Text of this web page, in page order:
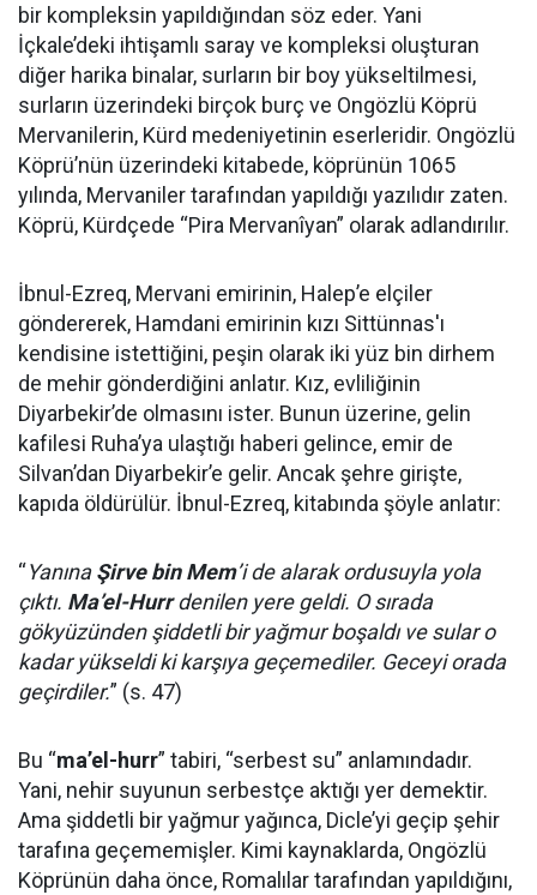
bir kompleksin yapıldığından söz eder. Yani
İçkale’deki ihtişamlı saray ve kompleksi oluşturan
diğer harika binalar, surların bir boy yükseltilmesi,
surların üzerindeki birçok burç ve Ongözlü Köprü
Mervanilerin, Kürd medeniyetinin eserleridir. Ongözlü
Köprü’nün üzerindeki kitabede, köprünün 1065
yılında, Mervaniler tarafından yapıldığı yazılıdır zaten.
Köprü, Kürdçede “Pira Mervanîyan” olarak adlandırılır.
İbnul-Ezreq, Mervani emirinin, Halep’e elçiler
göndererek, Hamdani emirinin kızı Sittünnas'ı
kendisine istettiğini, peşin olarak iki yüz bin dirhem
de mehir gönderdiğini anlatır. Kız, evliliğinin
Diyarbekir’de olmasını ister. Bunun üzerine, gelin
kafilesi Ruha’ya ulaştığı haberi gelince, emir de
Silvan’dan Diyarbekir’e gelir. Ancak şehre girişte,
kapıda öldürülür. İbnul-Ezreq, kitabında şöyle anlatır:
“YanınaŞirve bin Mem’i de alarak ordusuyla yola
çıktı. Ma’el-Hurrdenilen yere geldi. O sırada
gökyüzünden şiddetli bir yağmur boşaldı ve sular o
kadar yükseldi ki karşıya geçemediler. Geceyi orada
geçirdiler.” (s. 47)
Bu “ma’el-hurr” tabiri, “serbest su” anlamındadır.
Yani, nehir suyunun serbestçe aktığı yer demektir.
Ama şiddetli bir yağmur yağınca, Dicle’yi geçip şehir
tarafına geçememişler. Kimi kaynaklarda, Ongözlü
Köprünün daha önce, Romalılar tarafından yapıldığını,